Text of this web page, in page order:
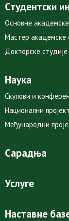
Студентски
Основне
Мастер академске
Докторске студије
Наука
Скупови и
Национални
Међународни
Сарадња
Услуге
Наставне